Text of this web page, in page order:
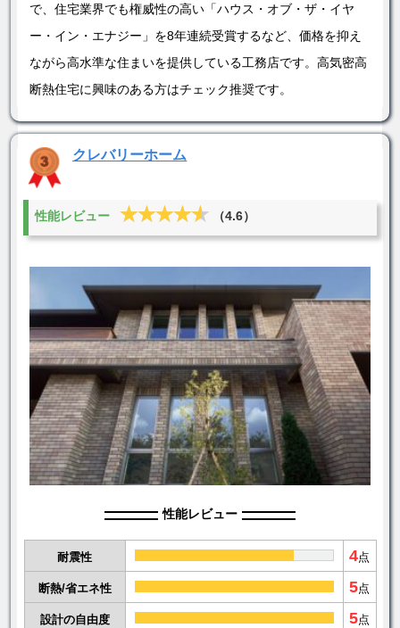
で、住宅業界でも権威性の高い「ハウス・オブ・ザ・イヤ
ー・イン・エナジー」を8年連続受賞するなど、価格を抑え
ながら高水準な住まいを提供している工務店です。高気密高
断熱住宅に興味のある方はチェック推奨です。
クレバリーホーム
性能レビュー ★★★★★
★★★★★ （4.6）
性能レビュー
耐震性 4点
断熱/省エネ性 5点
設計の自由度 5点